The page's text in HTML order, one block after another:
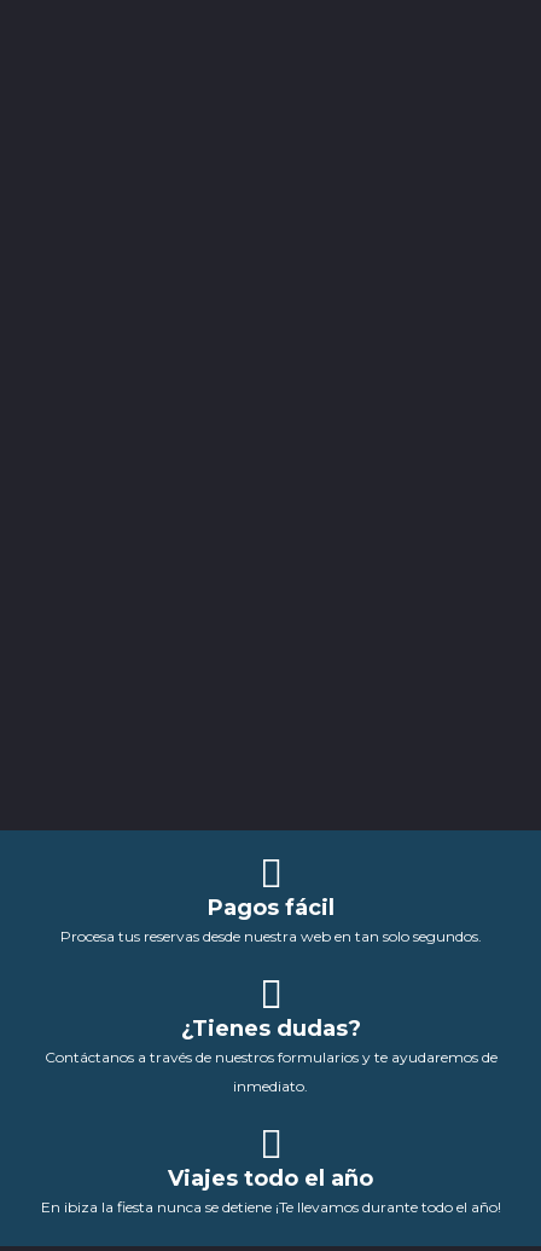
Pagos fácil
Procesa tus reservas desde nuestra web en tan solo segundos.
¿Tienes dudas?
Contáctanos a través de nuestros formularios y te ayudaremos de
inmediato.
Viajes todo el año
En ibiza la fiesta nunca se detiene ¡Te llevamos durante todo el año!